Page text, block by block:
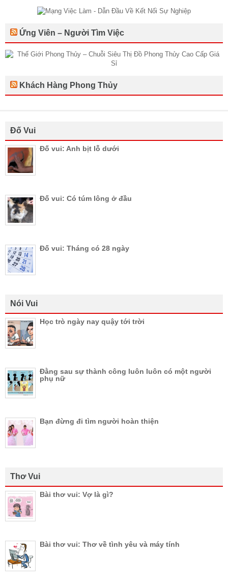
Ứng Viên – Người Tìm Việc
Khách Hàng Phong Thủy
Đố Vui
Đố vui: Anh bịt lỗ dưới
Đố vui: Có túm lông ở đầu
Đố vui: Tháng có 28 ngày
Nói Vui
Học trò ngày nay quậy tới trời
Đằng sau sự thành công luôn luôn có một người
phụ nữ
Bạn đừng đi tìm người hoàn thiện
Thơ Vui
Bài thơ vui: Vợ là gì?
Bài thơ vui: Thơ về tình yêu và máy tính